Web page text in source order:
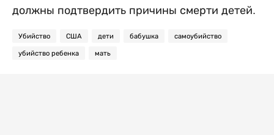
должны подтвердить причины смерти детей.
Убийство США дети бабушка самоубийство
убийство ребенка мать